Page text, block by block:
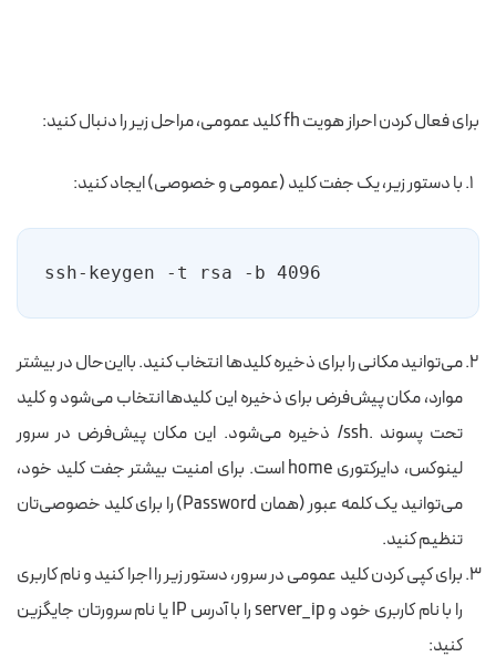
برای فعال کردن احراز هویت fh کلید عمومی، مراحل زیر را دنبال کنید:
با دستور زیر، یک جفت کلید (عمومی و خصوصی) ایجاد کنید:
ssh-keygen -t rsa -b 4096
می‌توانید مکانی را برای ذخیره کلیدها انتخاب کنید. بااین‌حال در بیشتر
موارد، مکان پیش‌فرض برای ذخیره این کلیدها انتخاب می‌شود و کلید
تحت پسوند .ssh/ ذخیره می‌شود. این مکان پیش‌‌فرض در سرور
لینوکس، دایرکتوری home است. برای امنیت بیشتر جفت کلید خود،
می‌توانید یک کلمه عبور (همان Password) را برای کلید خصوصی‌تان
تنظیم کنید.
برای کپی کردن کلید عمومی در سرور، دستور زیر را اجرا کنید و نام کاربری
را با نام کاربری خود و server_ip را با آدرس IP یا نام سرورتان جایگزین
کنید: